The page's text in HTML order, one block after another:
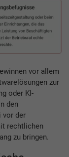
vor allem
zur
oder KI-
den
vor der
rechtlichen
zu bringen.